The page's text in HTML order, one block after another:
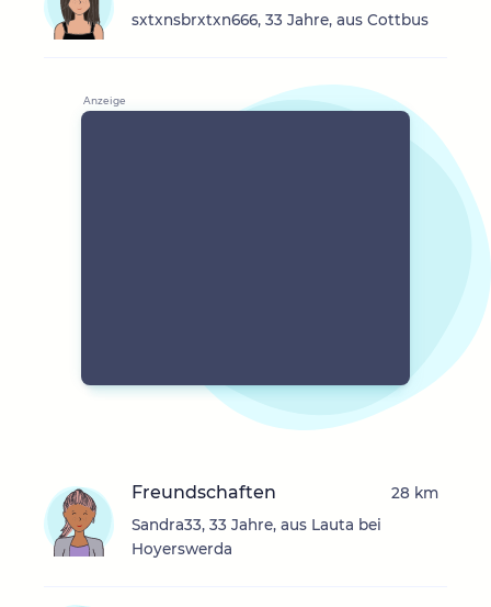
sxtxnsbrxtxn666, 33 Jahre, aus Cottbus
Freundschaften
Sandra33, 33 Jahre, aus Lauta bei
Hoyerswerda
28 km